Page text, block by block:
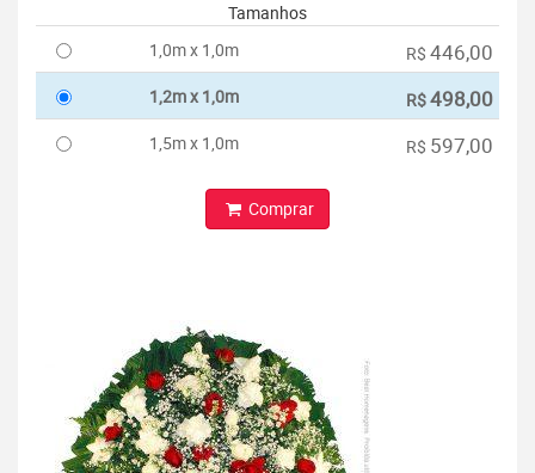
Tamanhos
1,0m x 1,0m
R$ 446,00
1,2m x 1,0m R$498,00
1,5m x 1,0m R$ 597,00
Comprar